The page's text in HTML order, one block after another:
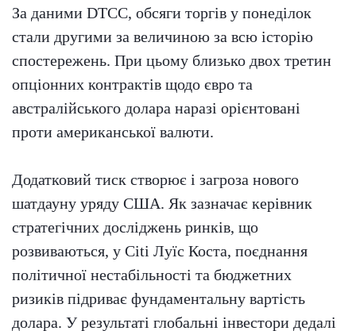
За даними DTCC, обсяги торгів у понеділок
стали другими за величиною за всю історію
спостережень. При цьому близько двох третин
опціонних контрактів щодо євро та
австралійського долара наразі орієнтовані
проти американської валюти.
Додатковий тиск створює і загроза нового
шатдауну уряду США. Як зазначає керівник
стратегічних досліджень ринків, що
розвиваються, у Citi Луїс Коста, поєднання
політичної нестабільності та бюджетних
ризиків підриває фундаментальну вартість
долара. У результаті глобальні інвестори дедалі